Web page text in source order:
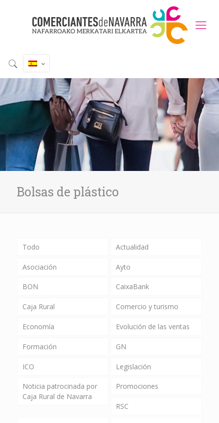
Bolsas de plástico
Todo Actualidad
Asociación Ayto
BON CaixaBank
Caja Rural Comercio y turismo
Economía Evolución de las ventas
Formación GN
ICO Legislación
Noticia patrocinada por
Caja Rural de Navarra
Promociones
RSC